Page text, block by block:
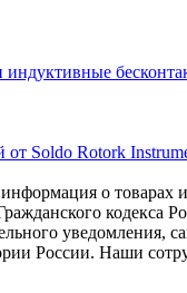
Soldo Rotork
о
кодекса
уведомления,
России. Наши